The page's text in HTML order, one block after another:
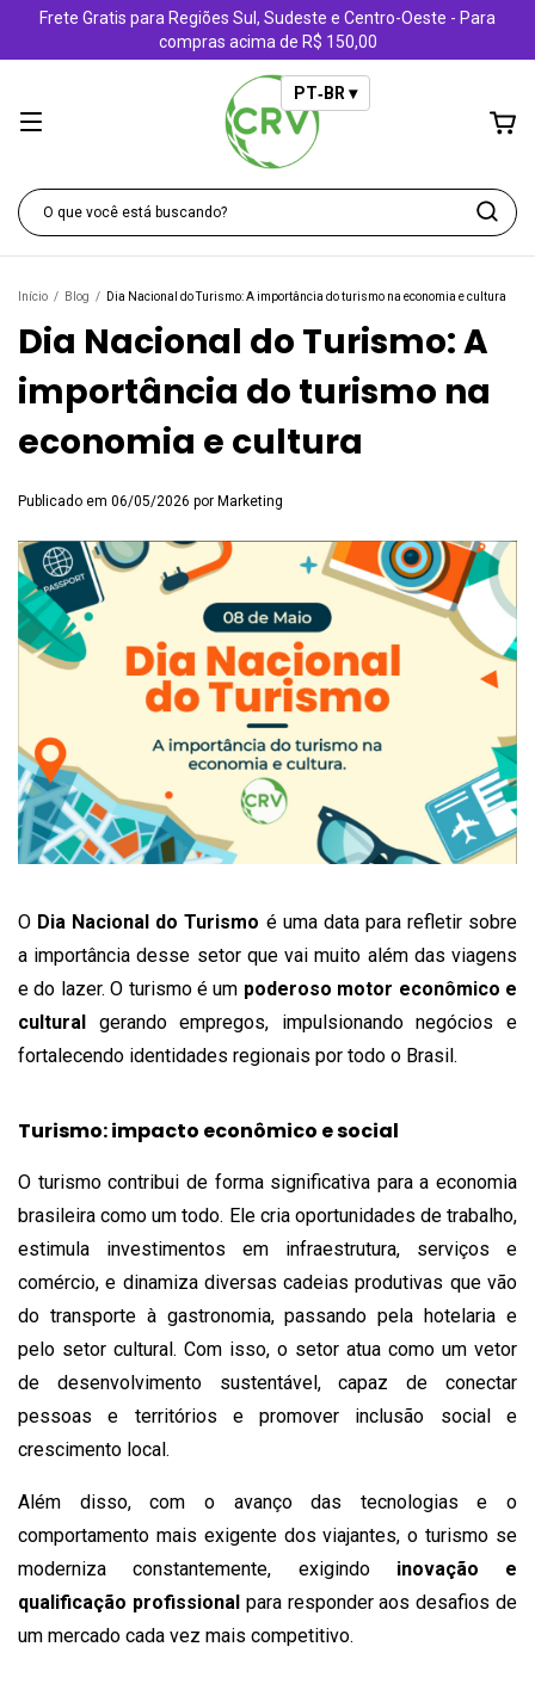
Frete Gratis para Regiões Sul, Sudeste e Centro-Oeste - Para
compras acima de R$ 150,00
PT‑BR ▾
Início / Blog / Dia Nacional do Turismo: A importância do turismo na economia e cultura
Dia Nacional do Turismo: A
importância do turismo na
economia e cultura
Publicado em 06/05/2026 por Marketing
O Dia Nacional do Turismo é uma data para refletir sobre
a importância desse setor que vai muito além das viagens
e do lazer. O turismo é um poderoso motor econômico e
cultural
gerando empregos, impulsionando negócios e
fortalecendo identidades regionais por todo o Brasil.
Turismo: impacto econômico e social
O turismo contribui de forma significativa para a economia
brasileira como um todo. Ele cria oportunidades de trabalho,
estimula investimentos em infraestrutura, serviços e
comércio, e dinamiza diversas cadeias produtivas que vão
do transporte à gastronomia, passando pela hotelaria e
pelo setor cultural. Com isso, o setor atua como um vetor
de desenvolvimento sustentável, capaz de conectar
pessoas e territórios e promover inclusão social e
crescimento local.
Além disso, com o avanço das tecnologias e o
comportamento mais exigente dos viajantes, o turismo se
moderniza constantemente, exigindo inovação e
qualificação profissional para responder aos desafios de
um mercado cada vez mais competitivo.